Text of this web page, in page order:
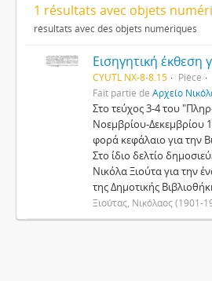
1 résultats avec objets
résultats avec des objets numériques
CYUTL NX-8-8.15 Pièce
Fait partie de Αρχείο
Στο τεύχος 3-4 του
Νοεμβρίου-Δεκεμβρίου
φορά κεφάλαιο για την
Στο ίδιο δελτίο
Νικόλα Ξιούτα για την
της Δημοτικής
Ξιούτας, Νικόλαος (1901-